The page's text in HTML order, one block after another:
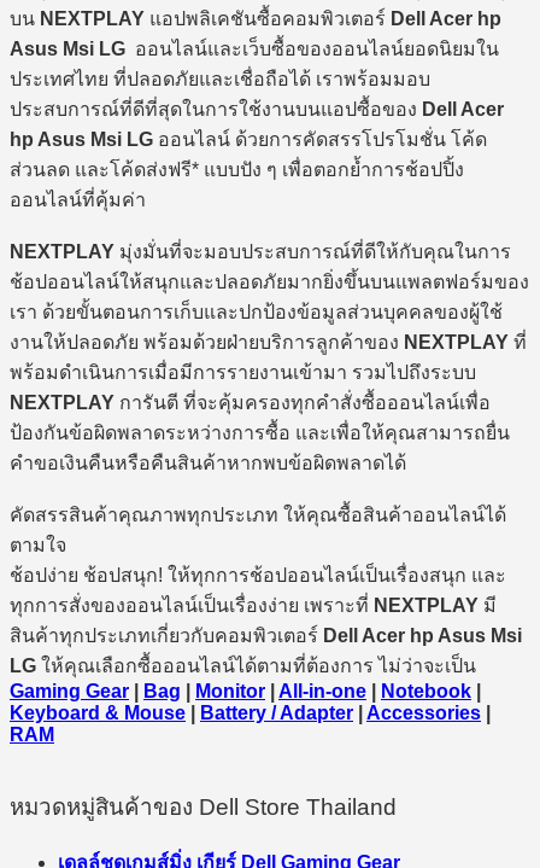
บน NEXTPLAY แอปพลิเคชันซื้อคอมพิวเตอร์ Dell Acer hp
Asus Msi LG ออนไลน์และเว็บซื้อของออนไลน์ยอดนิยมใน
ประเทศไทย ที่ปลอดภัยและเชื่อถือได้ เราพร้อมมอบ
ประสบการณ์ที่ดีที่สุดในการใช้งานบนแอปซื้อของ Dell Acer
hp Asus Msi LG ออนไลน์ ด้วยการคัดสรรโปรโมชั่น โค้ด
ส่วนลด และโค้ดส่งฟรี* แบบปัง ๆ เพื่อตอกย้ำการช้อปปิ้ง
ออนไลน์ที่คุ้มค่า
NEXTPLAY มุ่งมั่นที่จะมอบประสบการณ์ที่ดีให้กับคุณในการ
ช้อปออนไลน์ให้สนุกและปลอดภัยมากยิ่งขึ้นบนแพลตฟอร์มของ
เรา ด้วยขั้นตอนการเก็บและปกป้องข้อมูลส่วนบุคคลของผู้ใช้
งานให้ปลอดภัย พร้อมด้วยฝ่ายบริการลูกค้าของ NEXTPLAY ที่
พร้อมดำเนินการเมื่อมีการรายงานเข้ามา รวมไปถึงระบบ
NEXTPLAY การันตี ที่จะคุ้มครองทุกคำสั่งซื้อออนไลน์เพื่อ
ป้องกันข้อผิดพลาดระหว่างการซื้อ และเพื่อให้คุณสามารถยื่น
คำขอเงินคืนหรือคืนสินค้าหากพบข้อผิดพลาดได้
คัดสรรสินค้าคุณภาพทุกประเภท ให้คุณซื้อสินค้าออนไลน์ได้
ตามใจ
ช้อปง่าย ช้อปสนุก! ให้ทุกการช้อปออนไลน์เป็นเรื่องสนุก และ
ทุกการสั่งของออนไลน์เป็นเรื่องง่าย เพราะที่ NEXTPLAY มี
สินค้าทุกประเภทเกี่ยวกับคอมพิวเตอร์ Dell Acer hp Asus Msi
LG ให้คุณเลือกซื้อออนไลน์ได้ตามที่ต้องการ ไม่ว่าจะเป็น
Gaming Gear
Bag Monitor All-in-one Notebook
Keyboard & Mouse
Battery / Adapter Accessories
RAM
หมวดหมู่สินค้าของ Dell Store Thailand
เดลล์ชุดเกมส์มิ่ง เกียร์ Dell Gaming Gear